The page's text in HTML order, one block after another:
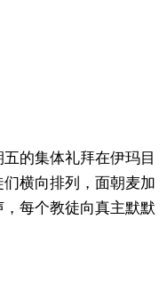
的集体礼拜在伊玛目
们横向排列，面朝麦加
每个教徒向真主默默